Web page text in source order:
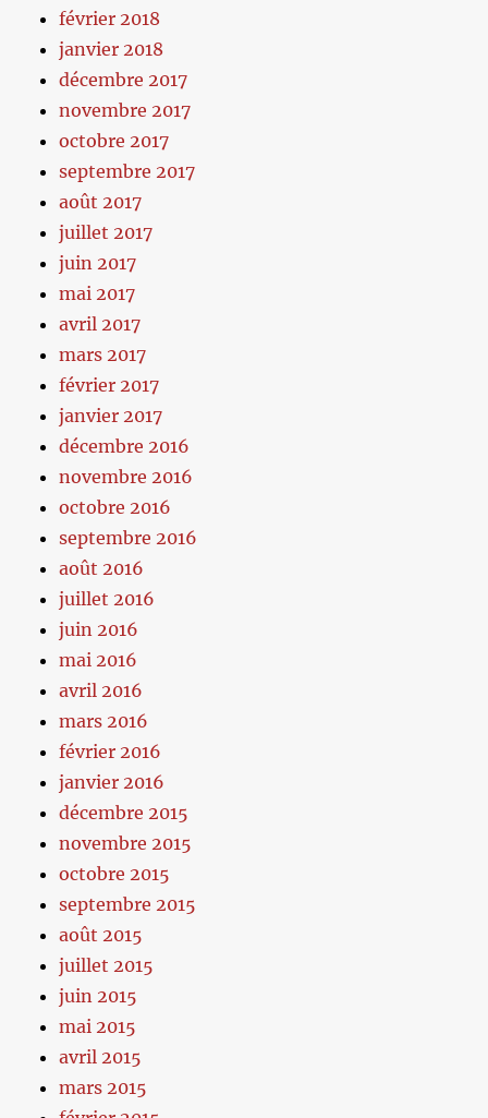
février 2018
janvier 2018
décembre 2017
novembre 2017
octobre 2017
septembre 2017
août 2017
juillet 2017
juin 2017
mai 2017
avril 2017
mars 2017
février 2017
janvier 2017
décembre 2016
novembre 2016
octobre 2016
septembre 2016
août 2016
juillet 2016
juin 2016
mai 2016
avril 2016
mars 2016
février 2016
janvier 2016
décembre 2015
novembre 2015
octobre 2015
septembre 2015
août 2015
juillet 2015
juin 2015
mai 2015
avril 2015
mars 2015